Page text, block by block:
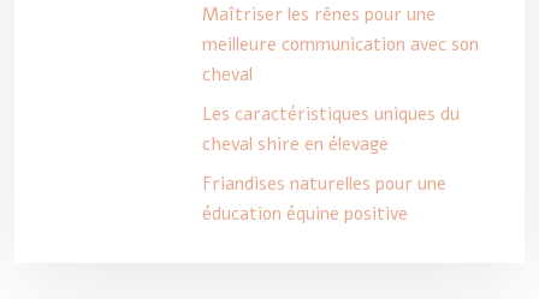
Maîtriser les rênes pour une
meilleure communication avec son
cheval
Les caractéristiques uniques du
cheval shire en élevage
Friandises naturelles pour une
éducation équine positive